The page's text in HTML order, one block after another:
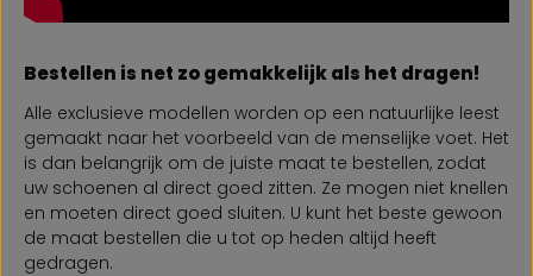
Bestellen is net zo gemakkelijk als het dragen!
Alle exclusieve modellen worden op een natuurlijke leest
gemaakt naar het voorbeeld van de menselijke voet. Het
is dan belangrijk om de juiste maat te bestellen, zodat
uw schoenen al direct goed zitten. Ze mogen niet knellen
en moeten direct goed sluiten. U kunt het beste gewoon
de maat bestellen die u tot op heden altijd heeft
gedragen.